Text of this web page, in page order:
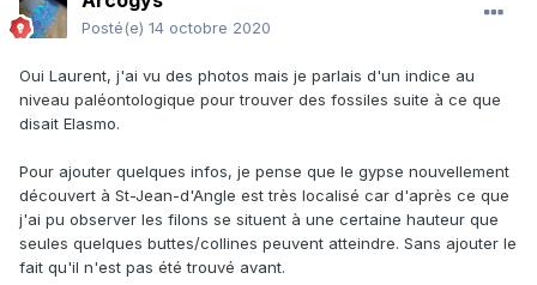
Posté(e) 14 octobre 2020
Oui Laurent, j'ai vu des photos mais je parlais d'un indice au
niveau paléontologique pour trouver des fossiles suite à ce que
disait Elasmo.
Pour ajouter quelques infos, je pense que le gypse nouvellement
découvert à St-Jean-d'Angle est très localisé car d'après ce que
j'ai pu observer les filons se situent à une certaine hauteur que
seules quelques buttes/collines peuvent atteindre. Sans ajouter le
fait qu'il n'est pas été trouvé avant.